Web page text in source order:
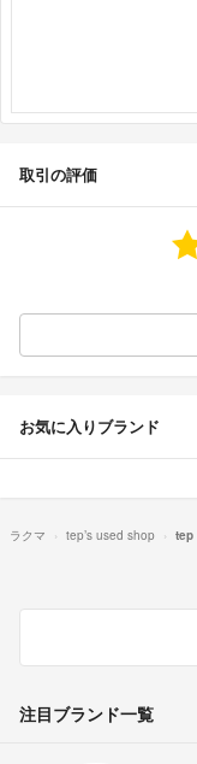
取引の評価
お気に入りブランド
ラクマ tep’s used shop tep
注目ブランド一覧